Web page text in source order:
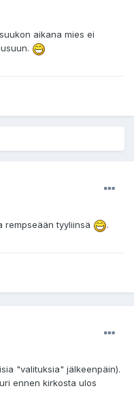
aikana mies ei
rempseään tyyliinsä .
"valituksia" jälkeenpäin).
ennen kirkosta ulos